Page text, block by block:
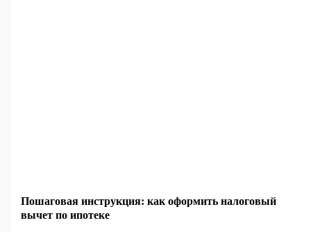
Пошаговая инструкция: как оформить налоговый
вычет по ипотеке